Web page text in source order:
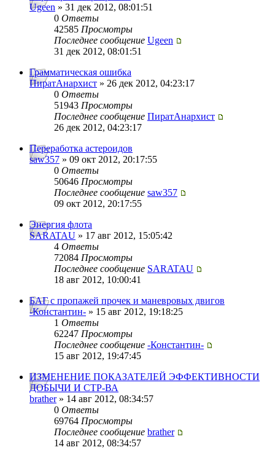
Ugeen » 31 дек 2012, 08:01:51
0 Ответы
42585 Просмотры
Последнее сообщение Ugeen
31 дек 2012, 08:01:51
Грамматическая ошибка
ПиратАнархист » 26 дек 2012, 04:23:17
0 Ответы
51943 Просмотры
Последнее сообщение ПиратАнархист
26 дек 2012, 04:23:17
Переработка астероидов
saw357 » 09 окт 2012, 20:17:55
0 Ответы
50646 Просмотры
Последнее сообщение saw357
09 окт 2012, 20:17:55
Энергия флота
SARATAU » 17 авг 2012, 15:05:42
4 Ответы
72084 Просмотры
Последнее сообщение SARATAU
18 авг 2012, 10:00:41
БАГ с пропажей прочек и маневровых двигов
-Константин- » 15 авг 2012, 19:18:25
1 Ответы
62247 Просмотры
Последнее сообщение -Константин-
15 авг 2012, 19:47:45
ИЗМЕНЕНИЕ ПОКАЗАТЕЛЕЙ ЭФФЕКТИВНОСТИ
ДОБЫЧИ И СТР-ВА
brather» 14 авг 2012, 08:34:57
0 Ответы
69764 Просмотры
Последнее сообщение brather
14 авг 2012, 08:34:57